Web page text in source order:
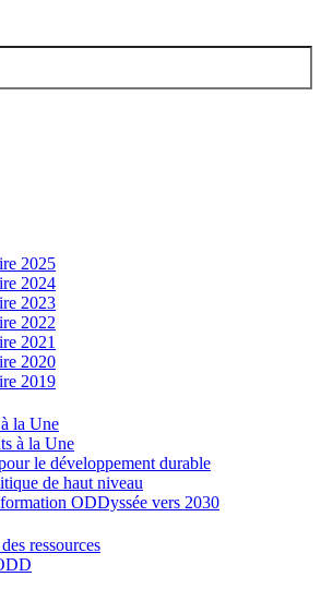
2025
2024
2023
2022
2021
2020
2019
la Une
à la Une
le développement durable
de haut niveau
ODDyssée vers 2030
ressources